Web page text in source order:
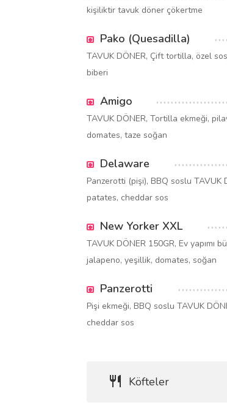
kişiliktir tavuk döner çökertme
Pako (Quesadilla)
TAVUK DÖNER, Çift tortilla, özel
biberi
Amigo
TAVUK DÖNER, Tortilla ekmeği,
domates, taze soğan
Delaware
Panzerotti (pişi), BBQ soslu TAVUK
patates, cheddar sos
New Yorker XXL
TAVUK DÖNER 150GR, Ev yapımı
jalapeno, yeşillik, domates, soğan
Panzerotti
Pişi ekmeği, BBQ soslu TAVUK
cheddar sos
Köfteler